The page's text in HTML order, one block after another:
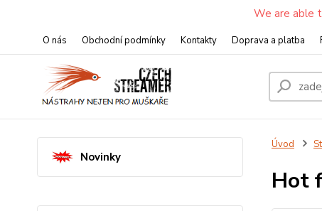
We are able
O nás Obchodní podmínky Kontakty Doprava a platba
Novinky
Úvod
Hot